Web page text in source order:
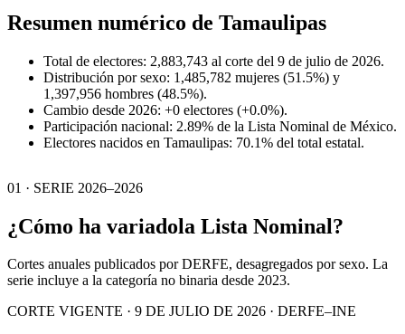
Resumen numérico de Tamaulipas
Total de electores: 2,883,743 al corte del 9 de julio de 2026.
Distribución por sexo: 1,485,782 mujeres (51.5%) y
1,397,956 hombres (48.5%).
Cambio desde 2026: +0 electores (+0.0%).
Participación nacional: 2.89% de la Lista Nominal de México.
Electores nacidos en Tamaulipas: 70.1% del total estatal.
01 · SERIE 2026–2026
¿Cómo ha variadola Lista Nominal?
Cortes anuales publicados por DERFE, desagregados por sexo. La
serie incluye a la categoría no binaria desde 2023.
CORTE VIGENTE · 9 DE JULIO DE 2026 · DERFE–INE